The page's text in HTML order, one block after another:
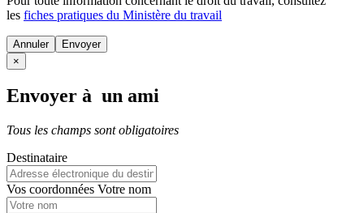
les fiches pratiques du Ministère du travail
Annuler
×
Envoyer à un ami
Tous les champs sont obligatoires
Destinataire
Vos coordonnées Votre nom